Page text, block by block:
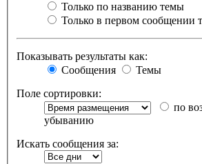
Только по названию темы
Только в первом сообщении
Показывать результаты как:
Сообщения
Темы
Поле сортировки:
по
убыванию
Искать сообщения за: